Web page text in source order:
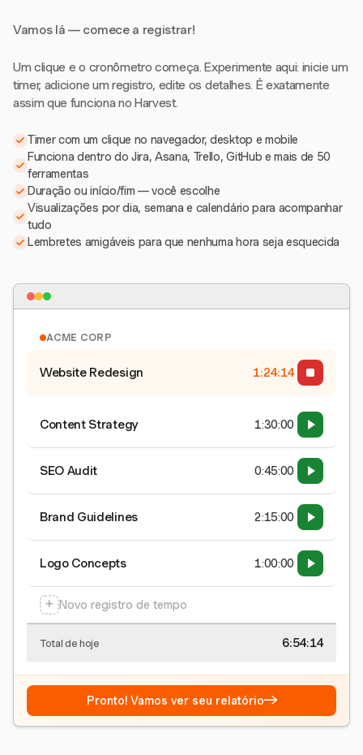
Vamos lá — comece a registrar!
Um clique e o cronômetro começa. Experimente aqui: inicie um
timer, adicione um registro, edite os detalhes. É exatamente
assim que funciona no Harvest.
Timer com um clique no navegador, desktop e mobile
Funciona dentro do Jira, Asana, Trello, GitHub e mais de 50
ferramentas
Duração ou início/fim — você escolhe
Visualizações por dia, semana e calendário para acompanhar
tudo
Lembretes amigáveis para que nenhuma hora seja esquecida
ACME CORP
Website Redesign 1:24:15
Content Strategy 1:30:00
SEO Audit 0:45:00
Brand Guidelines 2:15:00
Logo Concepts 1:00:00
+ Novo registro de tempo
Total de hoje 6:54:15
Pronto! Vamos ver seu relatório→